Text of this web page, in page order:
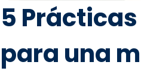
5
para una